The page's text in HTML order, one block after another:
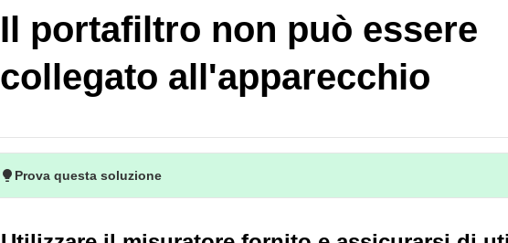
Il portafiltro non può essere
collegato all'apparecchio
Prova questa soluzione